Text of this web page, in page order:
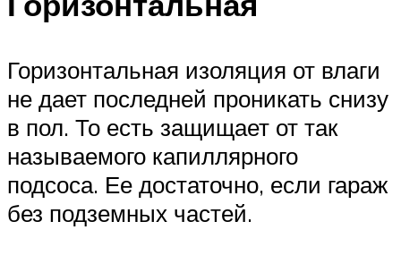
Горизонтальная изоляция от влаги
не дает последней проникать снизу
в пол. То есть защищает от так
называемого капиллярного
подсоса. Ее достаточно, если гараж
без подземных частей.